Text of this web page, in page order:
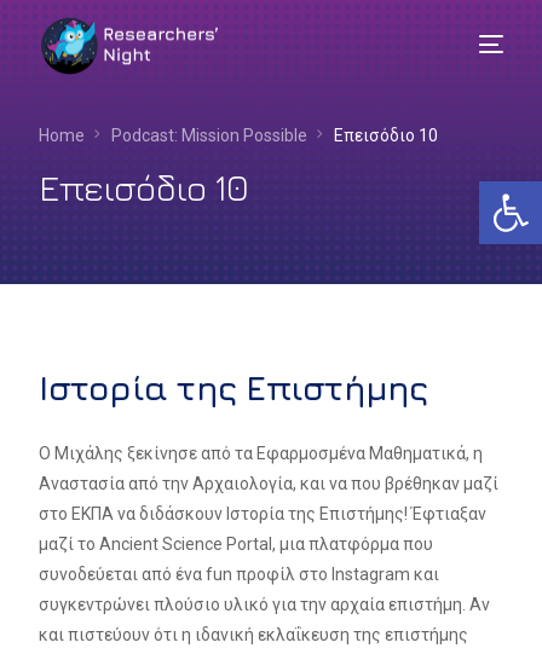
Home Podcast: Mission Possible Επεισόδιο 10
Επεισόδιο 10
Ιστορία της Επιστήμης
Ο Μιχάλης ξεκίνησε από τα Εφαρμοσμένα Μαθηματικά, η
Αναστασία από την Αρχαιολογία, και να που βρέθηκαν μαζί
στο ΕΚΠΑ να διδάσκουν Ιστορία της Επιστήμης! Έφτιαξαν
μαζί το Ancient Science Portal, μια πλατφόρμα που
συνοδεύεται από ένα fun προφίλ στο Instagram και
συγκεντρώνει πλούσιο υλικό για την αρχαία επιστήμη. Αν
και πιστεύουν ότι η ιδανική εκλαΐκευση της επιστήμης
Ελληνικά